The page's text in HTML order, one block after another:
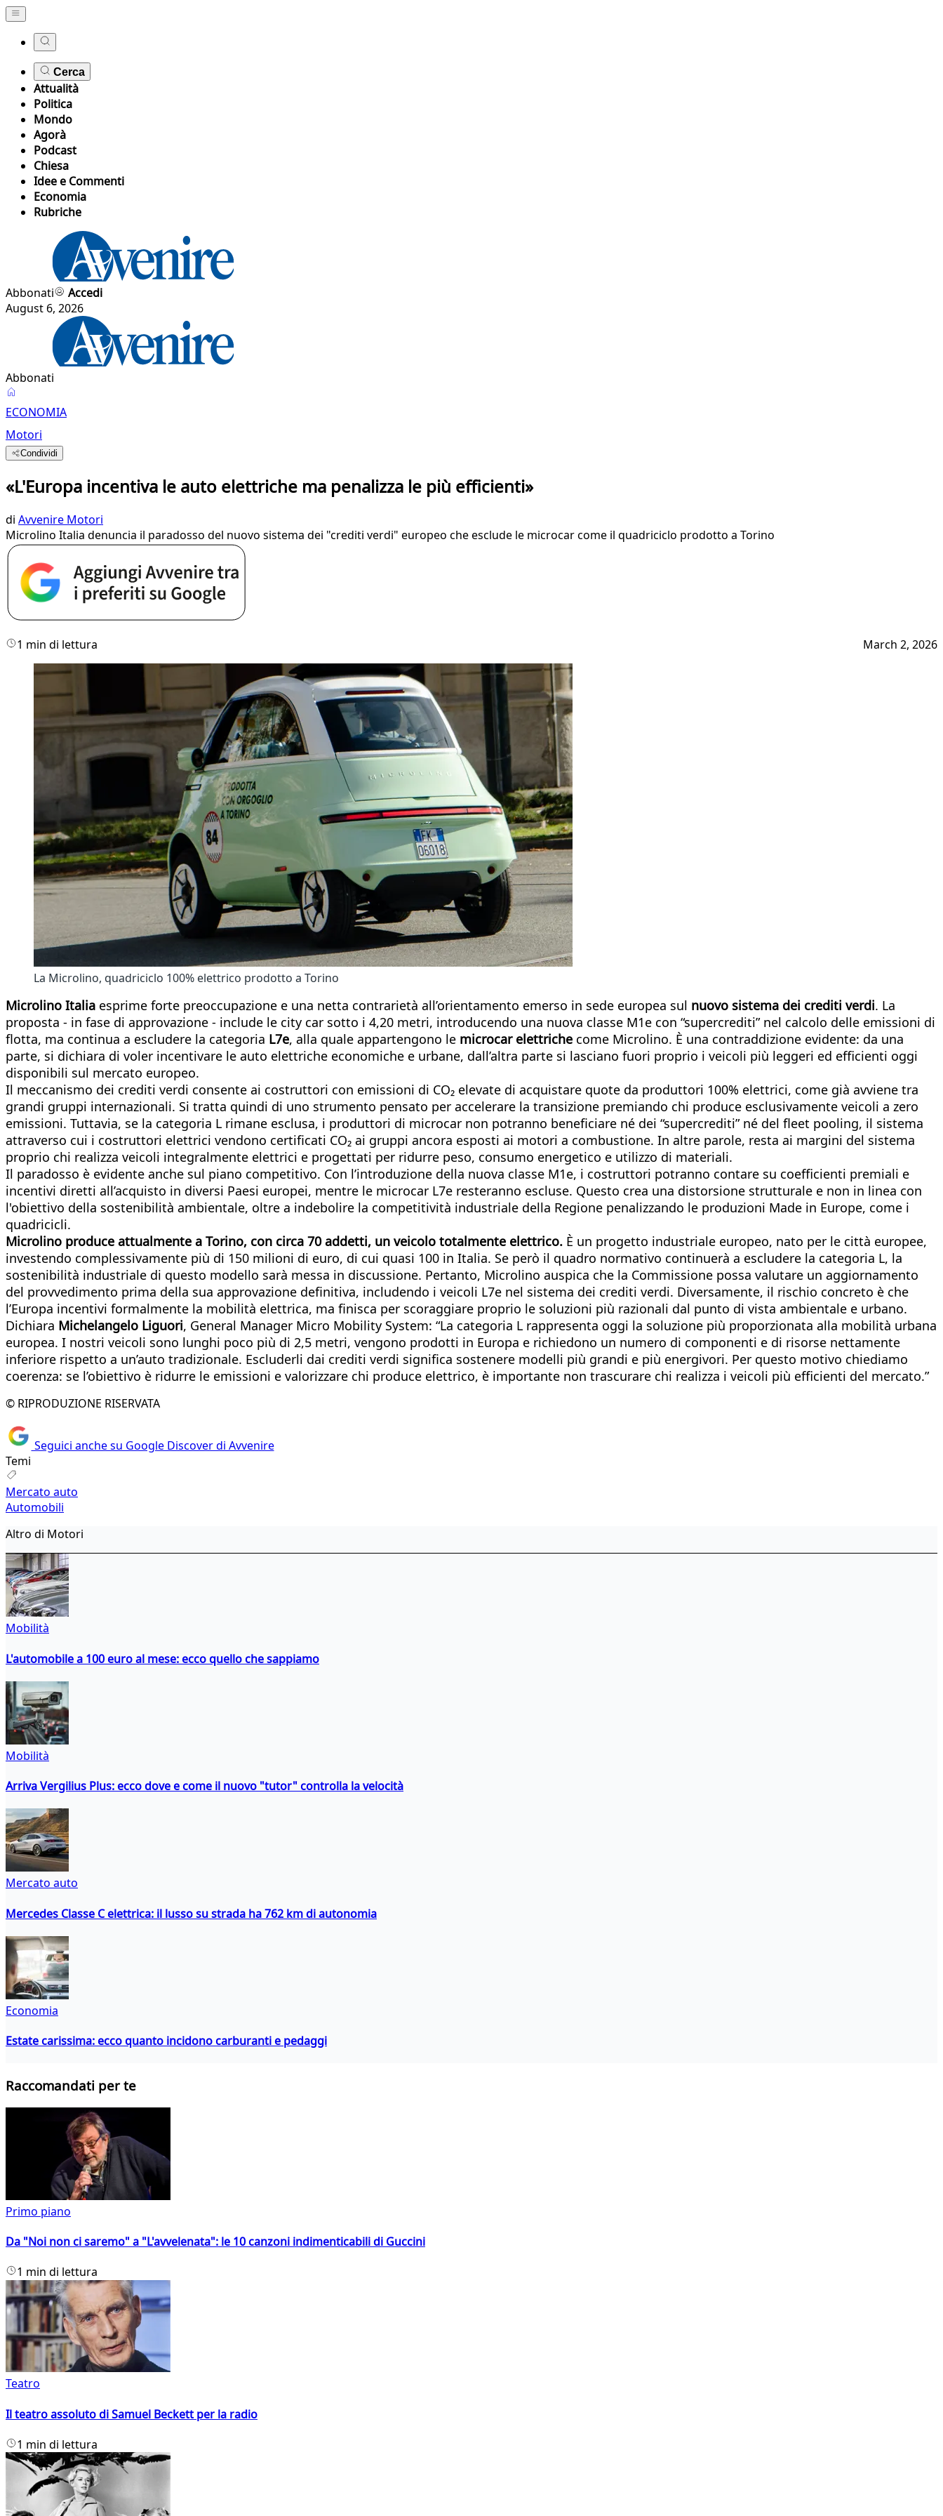
Cerca
Attualità
Politica
Mondo
Agorà
Podcast
Chiesa
Idee e Commenti
Economia
Rubriche
Abbonati
Accedi
August 6, 2026
Abbonati
ECONOMIA
Motori
Condividi
«L'Europa incentiva le auto elettriche ma penalizza le più efficienti»
di Avvenire Motori
Microlino Italia denuncia il paradosso del nuovo sistema dei "crediti verdi" europeo che esclude le microcar come il quadriciclo prodotto a Torino
1 min di lettura March 2, 2026
La Microlino, quadriciclo 100% elettrico prodotto a Torino
Microlino Italia esprime forte preoccupazione e una netta contrarietà all’orientamento emerso in sede europea sul nuovo sistema dei crediti verdi. La
proposta - in fase di approvazione - include le city car sotto i 4,20 metri, introducendo una nuova classe M1e con “supercrediti” nel calcolo delle emissioni di
flotta, ma continua a escludere la categoria L7e, alla quale appartengono le microcar elettriche come Microlino. È una contraddizione evidente: da una
parte, si dichiara di voler incentivare le auto elettriche economiche e urbane, dall’altra parte si lasciano fuori proprio i veicoli più leggeri ed efficienti oggi
disponibili sul mercato europeo.
Il meccanismo dei crediti verdi consente ai costruttori con emissioni di CO₂ elevate di acquistare quote da produttori 100% elettrici, come già avviene tra
grandi gruppi internazionali. Si tratta quindi di uno strumento pensato per accelerare la transizione premiando chi produce esclusivamente veicoli a zero
emissioni. Tuttavia, se la categoria L rimane esclusa, i produttori di microcar non potranno beneficiare né dei “supercrediti” né del fleet pooling, il sistema
attraverso cui i costruttori elettrici vendono certificati CO₂ ai gruppi ancora esposti ai motori a combustione. In altre parole, resta ai margini del sistema
proprio chi realizza veicoli integralmente elettrici e progettati per ridurre peso, consumo energetico e utilizzo di materiali.
Il paradosso è evidente anche sul piano competitivo. Con l’introduzione della nuova classe M1e, i costruttori potranno contare su coefficienti premiali e
incentivi diretti all’acquisto in diversi Paesi europei, mentre le microcar L7e resteranno escluse. Questo crea una distorsione strutturale e non in linea con
l'obiettivo della sostenibilità ambientale, oltre a indebolire la competitività industriale della Regione penalizzando le produzioni Made in Europe, come i
quadricicli.
Microlino produce attualmente a Torino, con circa 70 addetti, un veicolo totalmente elettrico. È un progetto industriale europeo, nato per le città europee,
investendo complessivamente più di 150 milioni di euro, di cui quasi 100 in Italia. Se però il quadro normativo continuerà a escludere la categoria L, la
sostenibilità industriale di questo modello sarà messa in discussione. Pertanto, Microlino auspica che la Commissione possa valutare un aggiornamento
del provvedimento prima della sua approvazione definitiva, includendo i veicoli L7e nel sistema dei crediti verdi. Diversamente, il rischio concreto è che
l’Europa incentivi formalmente la mobilità elettrica, ma finisca per scoraggiare proprio le soluzioni più razionali dal punto di vista ambientale e urbano.
Dichiara Michelangelo Liguori, General Manager Micro Mobility System: “La categoria L rappresenta oggi la soluzione più proporzionata alla mobilità urbana
europea. I nostri veicoli sono lunghi poco più di 2,5 metri, vengono prodotti in Europa e richiedono un numero di componenti e di risorse nettamente
inferiore rispetto a un’auto tradizionale. Escluderli dai crediti verdi significa sostenere modelli più grandi e più energivori. Per questo motivo chiediamo
coerenza: se l’obiettivo è ridurre le emissioni e valorizzare chi produce elettrico, è importante non trascurare chi realizza i veicoli più efficienti del mercato.”
© RIPRODUZIONE RISERVATA
Seguici anche su Google Discover di Avvenire
Temi
Mercato auto
Automobili
Altro di Motori
Mobilità
L'automobile a 100 euro al mese: ecco quello che sappiamo
Mobilità
Arriva Vergilius Plus: ecco dove e come il nuovo "tutor" controlla la velocità
Mercato auto
Mercedes Classe C elettrica: il lusso su strada ha 762 km di autonomia
Economia
Estate carissima: ecco quanto incidono carburanti e pedaggi
Raccomandati per te
Primo piano
Da "Noi non ci saremo" a "L'avvelenata": le 10 canzoni indimenticabili di Guccini
1 min di lettura
Teatro
Il teatro assoluto di Samuel Beckett per la radio
1 min di lettura